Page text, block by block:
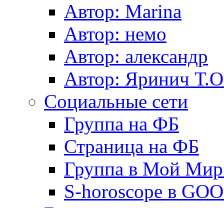
Автор: Marina
Автор: немo
Автор: александр
Автор: Яринич
Социальные сети
Группа на ФБ
Страница на ФБ
Группа в Мой
S-horoscope в